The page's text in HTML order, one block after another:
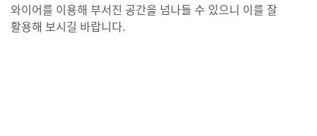
와이어를 이용해 부서진 공간을 넘나들 수 있으니 이를 잘
활용해 보시길 바랍니다.